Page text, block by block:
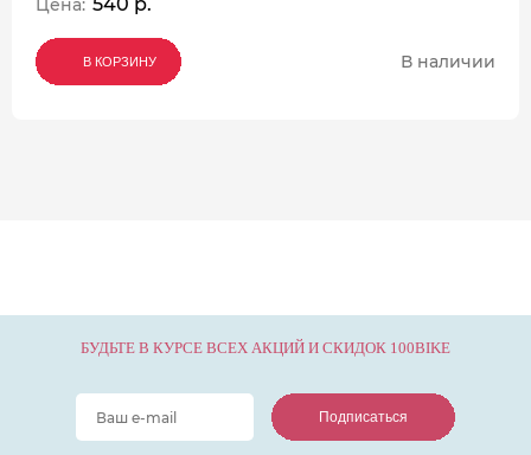
Цена:
В КОРЗИНУ
В КОРЗИНУ
В КОРЗИНУ В наличии
БУДЬТЕ В КУРСЕ ВСЕХ АКЦИЙ И СКИДОК 100BIKE
Подписаться
Подписаться
Подписаться